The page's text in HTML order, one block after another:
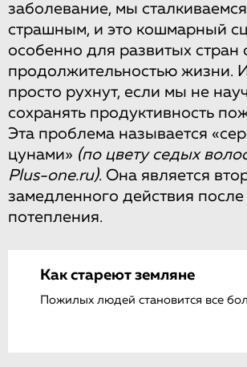
заболевание, мы
страшным, и это кошмарный
особенно для развитых стран
продолжительностью жизни.
просто рухнут, если мы не
сохранять продуктивность
Эта проблема называется
цунами» (по цвету седых
Plus-one.ru). Она является
замедленного действия после
потепления.
Как стареют земляне
Пожилых людей становится все